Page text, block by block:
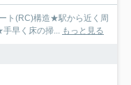
ト(RC)構造★駅から近く周
早く床の掃... もっと見る